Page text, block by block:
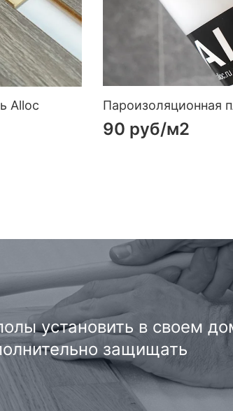
Alloc Пароизоляционная
90 руб/м2
установить в своем
защищать